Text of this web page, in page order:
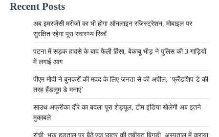
Recent Posts
अब इमरजेंसी मरीजों का भी होगा ऑनलाइन रजिस्ट्रेशन, मोबाइल पर
सुरक्षित रहेगा पूरा स्वास्थ्य रिकॉ
पटना में सड़क हादसे के बाद फैली हिंसा, बेकाबू भीड़ ने पुलिस की 3 गाड़ियों
में लगाई आग
पीएम मोदी ने बुनकरों की मदद के लिए जनता से की अपील, ‘फ्रैंडशिप डे की
तरह हैंडलूम डे मनाएं’
साउथ अफ्रीका दौरे का बदला पूरा शेड्यूल, टीम इंडिया खेलेगी अब इतने
मुकाबले
रांची: भूख हड़ताल पर बैठे एक छात्र की तबीयत बिगड़ी, अस्पताल में कराया